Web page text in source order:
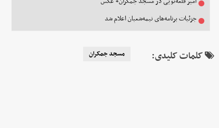
جزئیات برنامه‌های نیمه‌شعبان اعلام شد
کلمات کلیدی: مسجد جمکران